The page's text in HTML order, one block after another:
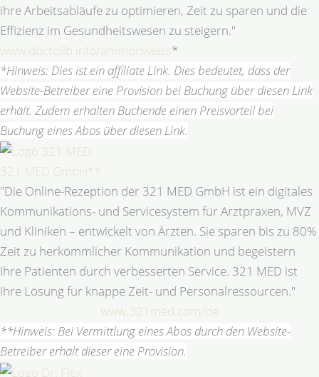
ihre Arbeitsabläufe zu optimieren, Zeit zu sparen und die
Effizienz im Gesundheitswesen zu steigern."
www.doctolib.info/ammonweiss*
*Hinweis: Dies ist ein affiliate Link. Dies bedeutet, dass der
Website-Betreiber eine Provision bei Buchung über diesen Link
erhält. Zudem erhalten Buchende einen Preisvorteil bei
Buchung eines Abos über diesen Link.
321 MED GmbH**
"Die Online-Rezeption der 321 MED GmbH ist ein digitales
Kommunikations- und Servicesystem für Arztpraxen, MVZ
und Kliniken – entwickelt von Ärzten. Sie sparen bis zu 80%
Zeit zu herkömmlicher Kommunikation und begeistern
Ihre Patienten durch verbesserten Service. 321 MED ist
Ihre Lösung für knappe Zeit- und Personalressourcen."
www.321med.com/de
**Hinweis: Bei Vermittlung eines Abos durch den Website-
Betreiber erhält dieser eine Provision.